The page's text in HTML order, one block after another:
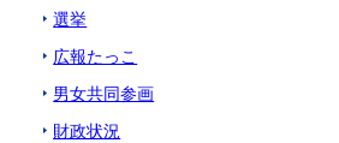
選挙
広報たっこ
男女共同参画
財政状況